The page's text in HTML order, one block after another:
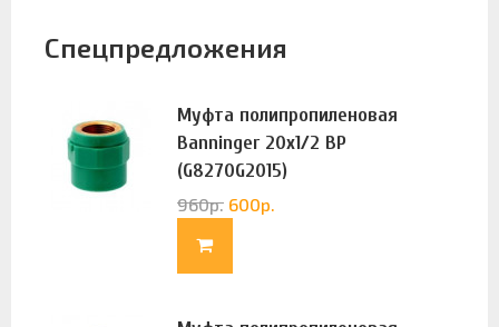
Спецпредложения
Муфта полипропиленовая
Banninger 20х1/2 ВР
(G8270G2015)
960р. 600р.